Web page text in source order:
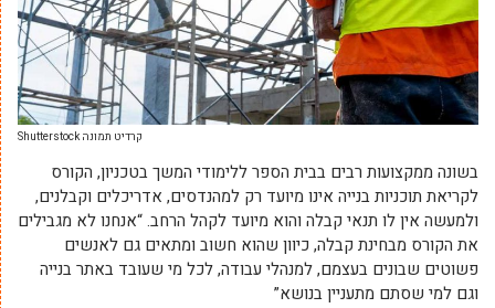
קרדיט תמונה Shutterstock
בשונה ממקצועות רבים בבית הספר ללימודי המשך בטכניון, הקורס
לקריאת תוכניות בנייה אינו מיועד רק למהנדסים, אדריכלים וקבלנים,
ולמעשה אין לו תנאי קבלה והוא מיועד לקהל הרחב. “אנחנו לא מגבילים
את הקורס מבחינת קבלה, כיוון שהוא חשוב ומתאים גם לאנשים
פשוטים שבונים בעצמם, למנהלי עבודה, לכל מי שעובד באתר בנייה
וגם למי שסתם מתעניין בנושא”